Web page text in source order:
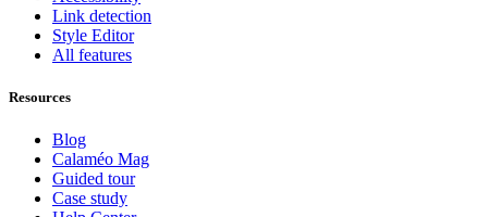
Link detection
Style Editor
All features
Resources
Blog
Calaméo Mag
Guided tour
Case study